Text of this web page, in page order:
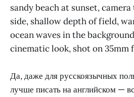
sandy beach at sunset,
side, shallow depth of field,
ocean waves in the
cinematic look, shot on 35mm
Да, даже для русскоязычных
лучше писать на английском —